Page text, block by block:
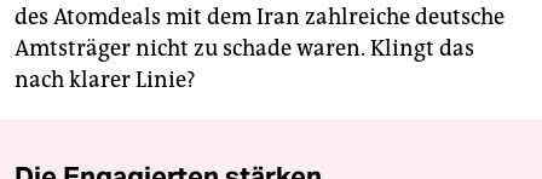
des Atomdeals mit dem Iran zahlreiche deutsche
Amtsträger nicht zu schade waren. Klingt das
nach klarer Linie?